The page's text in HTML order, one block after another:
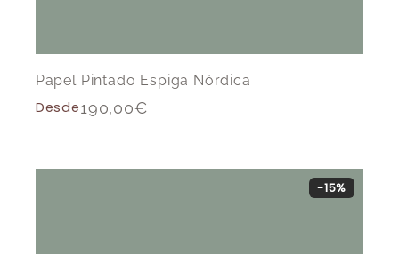
Papel Pintado Espiga Nórdica
Desde190,00€
-15%